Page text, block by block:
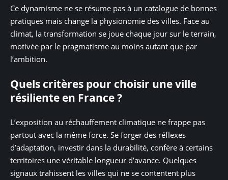
Ce dynamisme ne se résume pas à un catalogue de bonnes
pratiques mais change la physionomie des villes. Face au
climat, la transformation se joue chaque jour sur le terrain,
motivée par le pragmatisme au moins autant que par
l’ambition.
Quels critères pour choisir une ville
résiliente en France ?
L’exposition au réchauffement climatique ne frappe pas
partout avec la même force. Se forger des réflexes
d’adaptation, investir dans la durabilité, confère à certains
territoires une véritable longueur d’avance. Quelques
signaux trahissent les villes qui ne se contentent plus